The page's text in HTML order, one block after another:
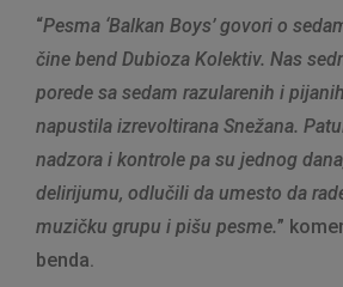
“Pesma ‘Balkan Boys’ govori o
čine bend Dubioza Kolektiv. Nas
porede sa sedam razularenih i
napustila izrevoltirana Snežana.
nadzora i kontrole pa su jednog
delirijumu, odlučili da umesto da
muzičku grupu i pišu pesme.”
benda.